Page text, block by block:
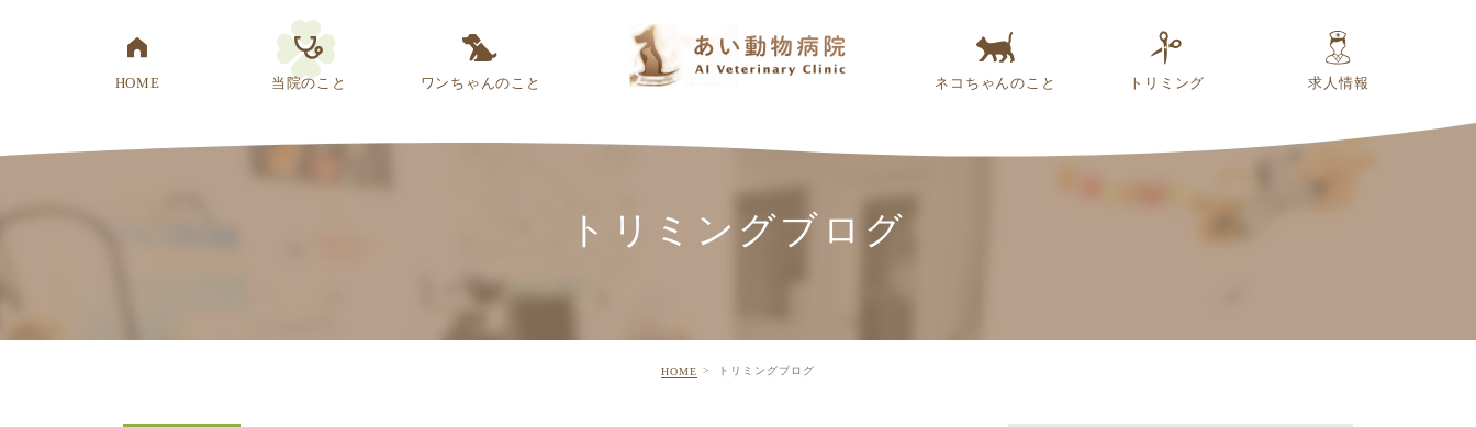
HOME 当院のこと ワンちゃんのこと ネコちゃんのこと トリミング 求人情報
トリミングブログ
HOME トリミングブログ